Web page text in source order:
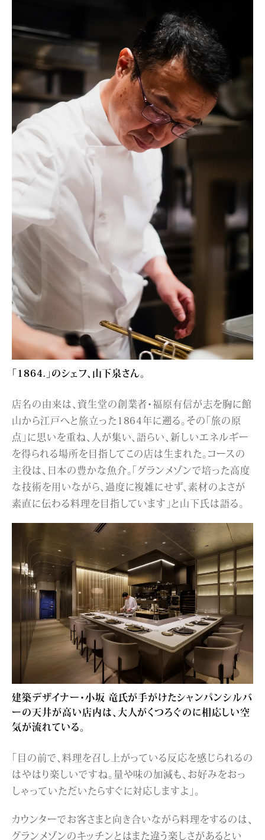
「1864.」のシェフ、山下泉さん。
店名の由来は、資生堂の創業者・福原有信が志を胸に館
山から江戸へと旅立った1864年に遡る。その「旅の原
点」に思いを重ね、人が集い、語らい、新しいエネルギー
を得られる場所を目指してこの店は生まれた。コースの
主役は、日本の豊かな魚介。「グランメゾンで培った高度
な技術を用いながら、過度に複雑にせず、素材のよさが
素直に伝わる料理を目指しています」と山下氏は語る。
建築デザイナー・小坂 竜氏が手がけたシャンパンシルバ
ーの天井が高い店内は、大人がくつろぐのに相応しい空
気が流れている。
「目の前で、料理を召し上がっている反応を感じられるの
はやはり楽しいですね。量や味の加減も、お好みをおっ
しゃっていただいたらすぐに対応しますよ」。
カウンターでお客さまと向き合いながら料理をするのは、
グランメゾンのキッチンとはまた違う楽しさがあるとい